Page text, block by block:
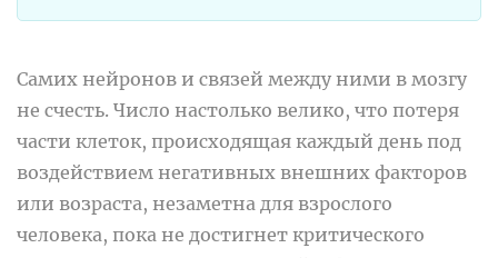
Самих нейронов и связей между ними в мозгу
не счесть. Число настолько велико, что потеря
части клеток, происходящая каждый день под
воздействием негативных внешних факторов
или возраста, незаметна для взрослого
человека, пока не достигнет критического